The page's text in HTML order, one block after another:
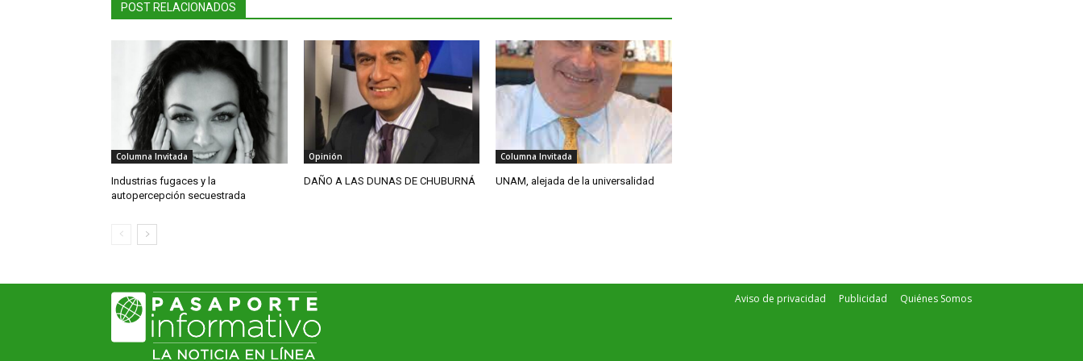
POST RELACIONADOS
Columna Invitada
Industrias fugaces y la
autopercepción secuestrada
Opinión
DAÑO A LAS DUNAS DE CHUBURNÁ
Columna Invitada
UNAM, alejada de la universalidad
Aviso de privacidad Publicidad Quiénes Somos